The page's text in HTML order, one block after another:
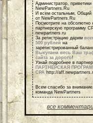
Администратор,
NewPartners.Ru
И всем остальным, Общий
от NewPartners.Ru
Посмотрите на обсолютно
партнерскую программу
newpartners.ru
За регистрацию дарим
500 рублей на
зарегистрированный
Выкупаем весь Ваш
сайта за дорого!
Узнай подробнее в
ПАРТНЕРСКАЯ
СРА http://
Всем спасибо за внимание,
команда NewPartners
все